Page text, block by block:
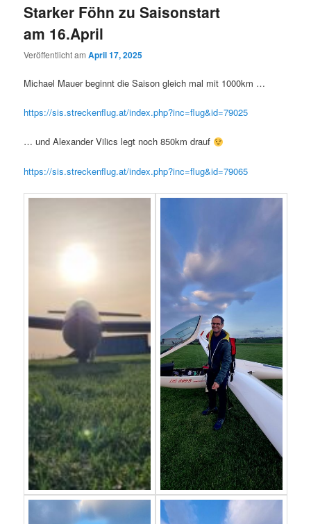
Starker Föhn zu Saisonstart
am 16.April
Veröffentlicht amApril 17, 2025
Michael Mauer beginnt die Saison gleich mal mit 1000km …
https://sis.streckenflug.at/index.php?inc=flug&id=79025
… und Alexander Vilics legt noch 850km drauf
https://sis.streckenflug.at/index.php?inc=flug&id=79065